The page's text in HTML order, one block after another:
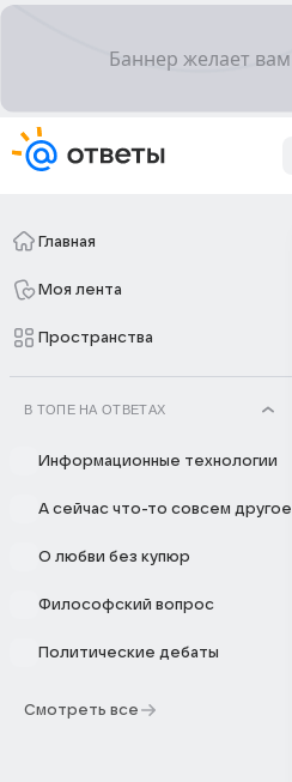
Главная
Моя лента
Пространства
В ТОПЕ НА ОТВЕТАХ
Информационные технологии
А сейчас что-то совсем другое
О любви без купюр
Философский вопрос
Политические дебаты
Смотреть все